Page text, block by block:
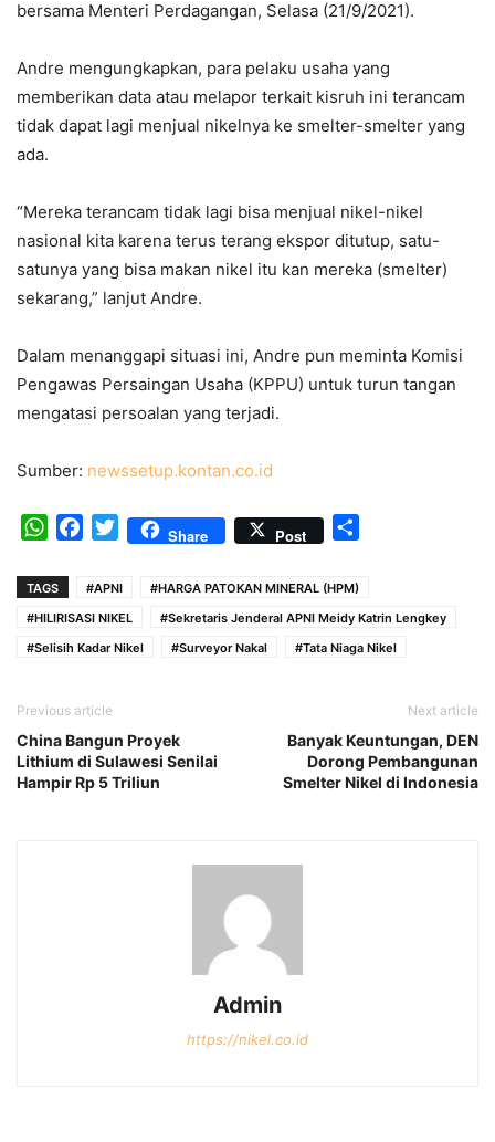
bersama Menteri Perdagangan, Selasa (21/9/2021).
Andre mengungkapkan, para pelaku usaha yang
memberikan data atau melapor terkait kisruh ini terancam
tidak dapat lagi menjual nikelnya ke smelter-smelter yang
ada.
“Mereka terancam tidak lagi bisa menjual nikel-nikel
nasional kita karena terus terang ekspor ditutup, satu-
satunya yang bisa makan nikel itu kan mereka (smelter)
sekarang,” lanjut Andre.
Dalam menanggapi situasi ini, Andre pun meminta Komisi
Pengawas Persaingan Usaha (KPPU) untuk turun tangan
mengatasi persoalan yang terjadi.
Sumber: newssetup.kontan.co.id
WhatsAppFacebook
TwitterShare Post
TAGS #APNI
#HARGA PATOKAN MINERAL (HPM)
#HILIRISASI NIKEL
#Sekretaris Jenderal APNI Meidy Katrin Lengkey
#Selisih Kadar Nikel
#Surveyor Nakal #Tata Niaga Nikel
Previous article
China Bangun Proyek
Lithium di Sulawesi Senilai
Hampir Rp 5 Triliun
Next article
Banyak Keuntungan, DEN
Dorong Pembangunan
Smelter Nikel di Indonesia
Admin
https://nikel.co.id